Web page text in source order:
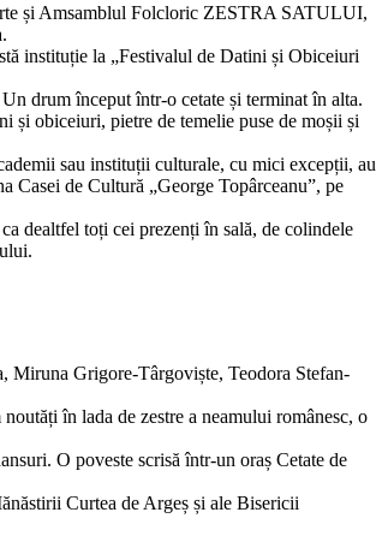
și Amsamblul Folcloric ZESTRA SATULUI,
instituție la „Festivalul de Datini și Obiceiuri
drum început într-o cetate și terminat în alta.
și obiceiuri, pietre de temelie puse de moșii și
sau instituții culturale, cu mici excepții, au
Casei de Cultură „George Topârceanu”, pe
dealtfel toți cei prezenți în sală, de colindele
Miruna Grigore-Târgoviște, Teodora Stefan-
în lada de zestre a neamului românesc, o
O poveste scrisă într-un oraș Cetate de
Curtea de Argeș și ale Bisericii